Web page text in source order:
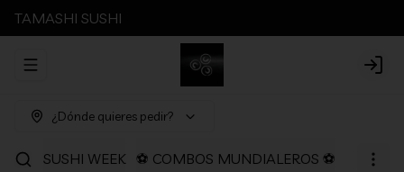
TAMASHI SUSHI
Abrir menu de navegación Login
¿Dónde quieres pedir?
SUSHI WEEK ⚽ COMBOS MUNDIALEROS ⚽